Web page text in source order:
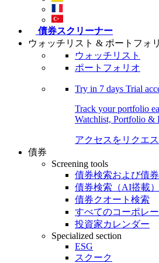
債券スクリーナー
ウォッチリスト & ポートフォ
ウォッチリスト
ポートフォリオ
Try in 7 days Trial
Track your portfolio
Watchlist, Portfolio &
アクセスをリクエス
債券
Screening tools
債券検索および債
債券検索（AI搭載）
債券クオート検索
すべてのコーポレ
投資家カレンダー
Specialized section
ESG
スクーク